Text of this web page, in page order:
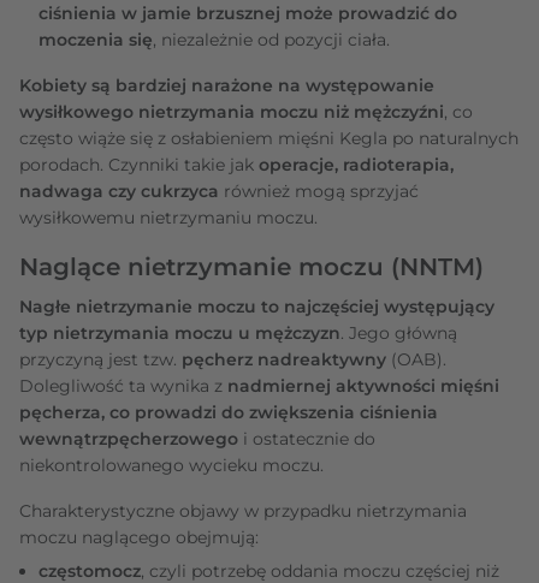
ciśnienia w jamie brzusznej może prowadzić do
moczenia się, niezależnie od pozycji ciała.
Kobiety są bardziej narażone na występowanie
wysiłkowego nietrzymania moczu niż mężczyźni, co
często wiąże się z osłabieniem mięśni Kegla po naturalnych
porodach. Czynniki takie jak operacje, radioterapia,
nadwaga czy cukrzyca również mogą sprzyjać
wysiłkowemu nietrzymaniu moczu.
Naglące nietrzymanie moczu (NNTM)
Nagłe nietrzymanie moczu to najczęściej występujący
typ nietrzymania moczu u mężczyzn. Jego główną
przyczyną jest tzw. pęcherz nadreaktywny (OAB).
Dolegliwość ta wynika z nadmiernej aktywności mięśni
pęcherza, co prowadzi do zwiększenia ciśnienia
wewnątrzpęcherzowego i ostatecznie do
niekontrolowanego wycieku moczu.
Charakterystyczne objawy w przypadku nietrzymania
moczu naglącego obejmują:
częstomocz, czyli potrzebę oddania moczu częściej niż